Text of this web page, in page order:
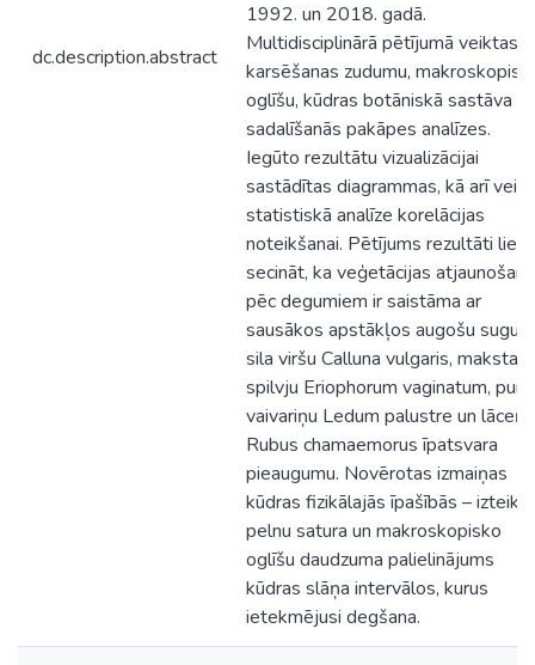
dc.description.abstract
1992. un 2018. gadā.
Multidisciplinārā pētījumā veiktas
karsēšanas zudumu,
oglīšu, kūdras botāniskā sastāva un
sadalīšanās pakāpes analīzes.
Iegūto rezultātu vizualizācijai
sastādītas diagrammas, kā arī
statistiskā analīze korelācijas
noteikšanai. Pētījums rezultāti liek
secināt, ka veģetācijas
pēc degumiem ir saistāma ar
sausākos apstākļos augošu sugu -
sila viršu Calluna vulgaris,
spilvju Eriophorum vaginatum,
vaivariņu Ledum palustre un lāceņu
Rubus chamaemorus īpatsvara
pieaugumu. Novērotas izmaiņas
kūdras fizikālajās īpašībās – izteikts
pelnu satura un makroskopisko
oglīšu daudzuma palielinājums
kūdras slāņa intervālos, kurus
ietekmējusi degšana.